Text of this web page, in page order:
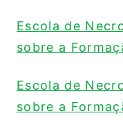
Escola de
sobre a
Escola de
sobre a